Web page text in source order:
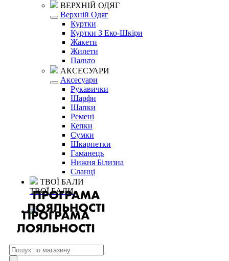
ВЕРХНІЙ ОДЯГ
Верхній Одяг
Куртки
Куртки З Еко-Шкіри
Жакети
Жилети
Пальто
АКСЕСУАРИ
Аксесуари
Рукавички
Шарфи
Шапки
Ремені
Кепки
Сумки
Шкарпетки
Гаманець
Нижня Білизна
Сланці
ТВОЇ БАЛИ
ТВОЇ БАЛИ